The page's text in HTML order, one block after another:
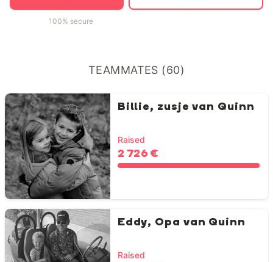
100% secure
TEAMMATES (60)
Billie, zusje van Quinn
Raised
2 726 €
Eddy, Opa van Quinn
Raised